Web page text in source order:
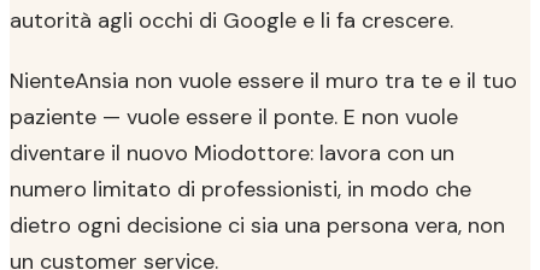
autorità agli occhi di Google e li fa crescere.
NienteAnsia non vuole essere il muro tra te e il tuo
paziente — vuole essere il ponte. E non vuole
diventare il nuovo Miodottore: lavora con un
numero limitato di professionisti, in modo che
dietro ogni decisione ci sia una persona vera, non
un customer service.